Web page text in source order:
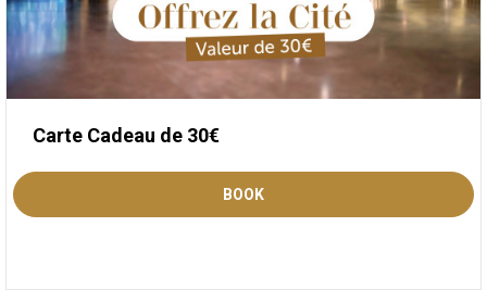
Carte Cadeau de 30€
BOOK